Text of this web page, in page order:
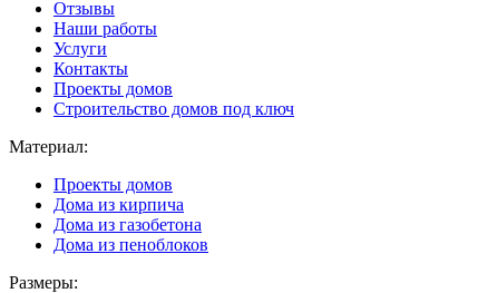
Отзывы
Наши работы
Услуги
Контакты
Проекты домов
Строительство домов под ключ
Материал:
Проекты домов
Дома из кирпича
Дома из газобетона
Дома из пеноблоков
Размеры: